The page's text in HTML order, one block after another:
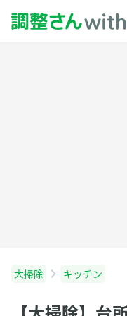
大掃除 キッチン